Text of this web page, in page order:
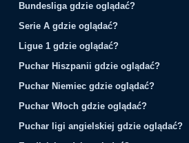
Bundesliga gdzie oglądać?
Serie A gdzie oglądać?
Ligue 1 gdzie oglądać?
Puchar Hiszpanii gdzie oglądać?
Puchar Niemiec gdzie oglądać?
Puchar Włoch gdzie oglądać?
Puchar ligi angielskiej gdzie oglądać?